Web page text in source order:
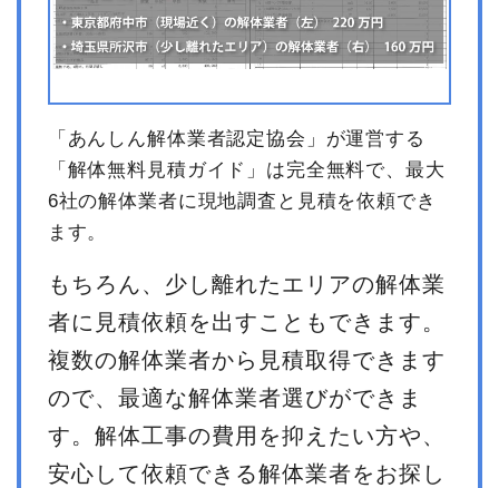
「あんしん解体業者認定協会」が運営する
「解体無料見積ガイド」は完全無料で、最大
6社の解体業者に現地調査と見積を依頼でき
ます。
もちろん、少し離れたエリアの解体業
者に見積依頼を出すこともできます。
複数の解体業者から見積取得できます
ので、最適な解体業者選びができま
す。解体工事の費用を抑えたい方や、
安心して依頼できる解体業者をお探し